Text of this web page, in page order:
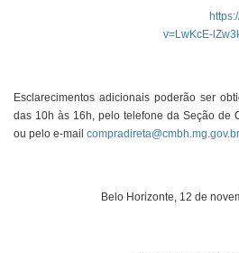
v=LwKcE-
Esclarecimentos adicionais poderão ser
das 10h às 16h, pelo telefone da Seção de
ou pelo e-mail compradireta@cmbh.mg.gov.br
Belo Horizonte, 12 de